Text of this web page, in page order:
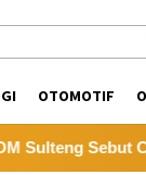
OTOMOTIF
Sebut CV BBN